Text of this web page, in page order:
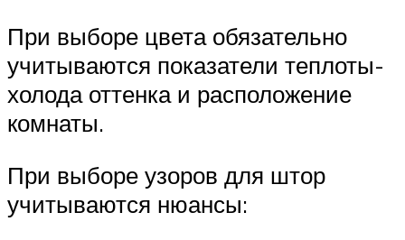
При выборе цвета обязательно
учитываются показатели теплоты-
холода оттенка и расположение
комнаты.
При выборе узоров для штор
учитываются нюансы: